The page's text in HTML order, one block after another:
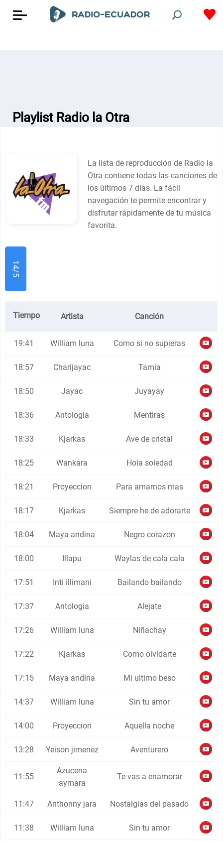
Playlist Radio la Otra
La lista de reproducción de Radio la
Otra contiene todas las canciones de
los últimos 7 días. La fácil
navegación te permite encontrar y
disfrutar rápidamente de tu música
favorita.
14/5
Tiempo Artista Canción
19:41 William luna Como si no supieras
18:57 Charijayac Tamia
18:50 Jayac Juyayay
18:36 Antologia Mentiras
18:33 Kjarkas Ave de cristal
18:25 Wankara Hola soledad
18:21 Proyeccion Para amarnos mas
18:17 Kjarkas Siempre he de adorarte
18:04 Maya andina Negro corazon
18:00 Illapu Waylas de cala cala
17:51 Inti illimani Bailando bailando
17:37 Antologia Alejate
17:26 William luna Niñachay
17:22 Kjarkas Como olvidarte
17:15 Maya andina Mi ultimo beso
14:37 William luna Sin tu amor
14:00 Proyeccion Aquella noche
13:28 Yeison jimenez Aventurero
11:55
Azucena
aymara
Te vas a enamorar
11:47 Anthonny jara Nostalgias del pasado
11:38 William luna Sin tu amor